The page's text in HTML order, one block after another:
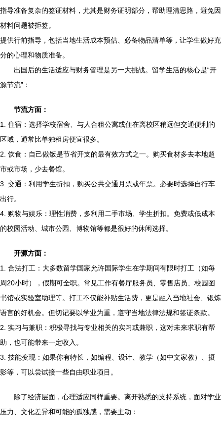
指导准备复杂的签证材料，尤其是财务证明部分，帮助理清思路，避免因
材料问题被拒签。
提供行前指导，包括当地生活成本预估、必备物品清单等，让学生做好充
分的心理和物质准备。
出国后的生活适应与财务管理是另一大挑战。留学生活的核心是“开
源节流”：
节流方面：
1. 住宿：选择学校宿舍、与人合租公寓或住在离校区稍远但交通便利的
区域，通常比单独租房便宜很多。
2. 饮食：自己做饭是节省开支的最有效方式之一。购买食材多去本地超
市或市场，少去餐馆。
3. 交通：利用学生折扣，购买公共交通月票或年票。必要时选择自行车
出行。
4. 购物与娱乐：理性消费，多利用二手市场、学生折扣。免费或低成本
的校园活动、城市公园、博物馆等都是很好的休闲选择。
开源方面：
1. 合法打工：大多数留学国家允许国际学生在学期间有限时打工（如每
周20小时），假期可全职。常见工作有餐厅服务员、零售店员、校园图
书馆或实验室助理等。打工不仅能补贴生活费，更是融入当地社会、锻炼
语言的好机会。但切记要以学业为重，遵守当地法律法规和签证条款。
2. 实习与兼职：积极寻找与专业相关的实习或兼职，这对未来求职有帮
助，也可能带来一定收入。
3. 技能变现：如果你有特长，如编程、设计、教学（如中文家教）、摄
影等，可以尝试接一些自由职业项目。
除了经济层面，心理适应同样重要。离开熟悉的支持系统，面对学业
压力、文化差异和可能的孤独感，需要主动：